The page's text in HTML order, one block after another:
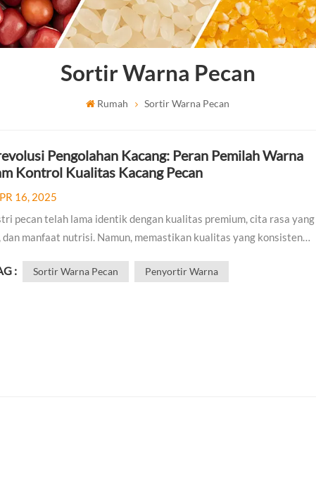
Sortir Warna Pecan
Rumah Sortir Warna Pecan
Pengolahan Kacang: Peran Pemilah Warna
Kontrol Kualitas Kacang Pecan
16, 2025
pecan telah lama identik dengan kualitas premium, cita rasa yang
dan manfaat nutrisi. Namun, memastikan kualitas yang konsisten
teknologi canggih. Penyortir Warna Kacang Pecan, sebuah
: Sortir Warna Pecan Penyortir Warna